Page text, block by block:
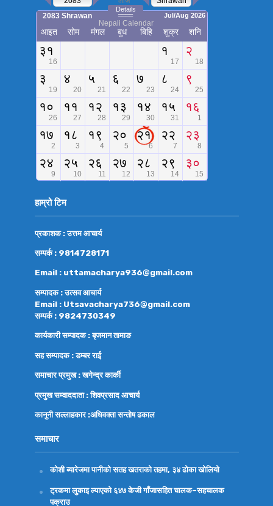
हाम्रो टिम
प्रकाशक : उत्तम आचार्य
सम्पर्क : 9814728171
Email : uttamacharya936@gmail.com
सम्पादक : उत्सव आचार्य
Email : Utsavacharya736@gmail.com
सम्पर्क : 9824730349
कार्यकारी सम्पादक : बृजमान तामाङ
सह सम्पादक : डम्बर राई
समाचार प्रमुख : खगेन्द्र कार्की
प्रमुख सम्वाददाता : शिवप्रसाद आचार्य
कानुनी सल्लाहकार :अधिवक्तासन्तोष ढकाल
समाचार
कोशी ब्यारेजमा पानीको सतह खतराको तहमा, ३४ ढोका खोलियो
ट्रकमा लुकाइ ल्याएको ६४७ केजी गाँजासहित चालक–सहचालक
पक्राउ